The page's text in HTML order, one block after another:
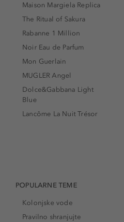
Maison Margiela Replica
The Ritual of Sakura
Rabanne 1 Million
Noir Eau de Parfum
Mon Guerlain
MUGLER Angel
Dolce&Gabbana Light
Blue
Lancôme La Nuit Trésor
POPULARNE TEME
Kolonjske vode
Pravilno shranjujte